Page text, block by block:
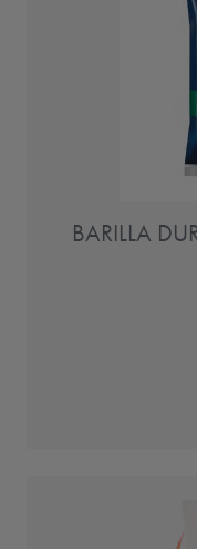
BARILLA